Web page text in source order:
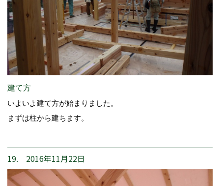
建て方
いよいよ建て方が始まりました。
まずは柱から建ちます。
19. 2016年11月22日